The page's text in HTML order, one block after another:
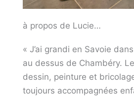
à propos de Lucie…
« J’ai grandi en Savoie
au dessus de Chambéry.
dessin, peinture et
toujours accompagnées